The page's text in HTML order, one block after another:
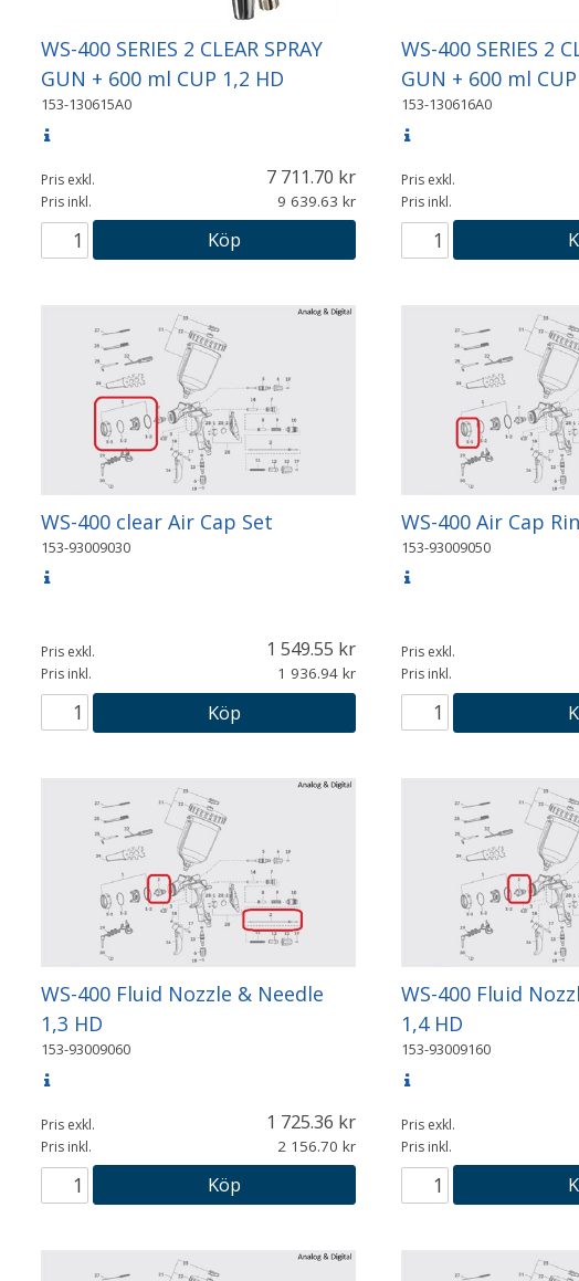
WS-400 SERIES 2 CLEAR SPRAY
GUN + 600 ml CUP 1,2 HD
153-130615A0
Pris exkl. 7 711.70
Pris inkl. 9 639.63
Köp
WS-400 SERIES 2
GUN + 600 ml
153-130616A0
Pris exkl.
Pris inkl.
WS-400 clear Air Cap Set
153-93009030
Pris exkl. 1 549.55
Pris inkl. 1 936.94
Köp
WS-400 Air Cap
153-93009050
Pris exkl.
Pris inkl.
WS-400 Fluid Nozzle & Needle
1,3 HD
153-93009060
Pris exkl. 1 725.36
Pris inkl. 2 156.70
Köp
WS-400 Fluid
1,4 HD
153-93009160
Pris exkl.
Pris inkl.